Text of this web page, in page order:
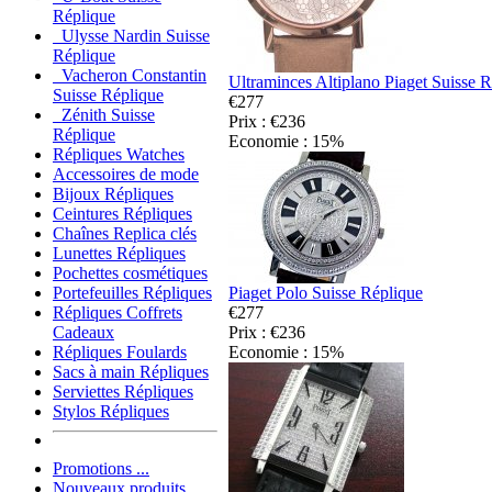
Réplique
Ulysse Nardin Suisse
Réplique
Vacheron Constantin
Suisse Réplique
Zénith Suisse
Réplique
Répliques Watches
Accessoires de mode
Bijoux Répliques
Ceintures Répliques
Chaînes Replica clés
Lunettes Répliques
Pochettes cosmétiques
Portefeuilles Répliques
Répliques Coffrets
Cadeaux
Répliques Foulards
Sacs à main Répliques
Serviettes Répliques
Stylos Répliques
Promotions ...
Ultraminces Altiplano Piaget Suisse
€277
Prix : €236
Economie : 15%
Piaget Polo Suisse Réplique
€277
Prix : €236
Economie : 15%